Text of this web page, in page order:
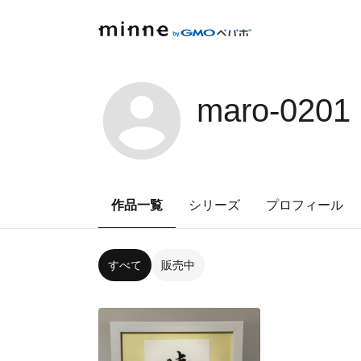
maro-0201
作品一覧 シリーズ プロフィール
すべて 販売中